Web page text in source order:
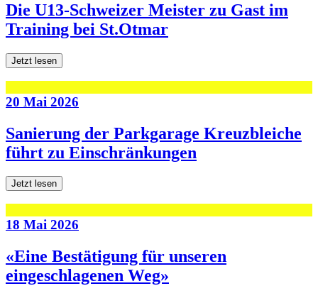
Die U13-Schweizer Meister zu Gast im
Training bei St.Otmar
Jetzt lesen
20 Mai 2026
Sanierung der Parkgarage Kreuzbleiche
führt zu Einschränkungen
Jetzt lesen
18 Mai 2026
«Eine Bestätigung für unseren
eingeschlagenen Weg»